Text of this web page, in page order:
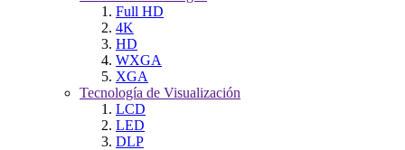
Full HD
4K
HD
WXGA
XGA
Tecnología de Visualización
LCD
LED
DLP